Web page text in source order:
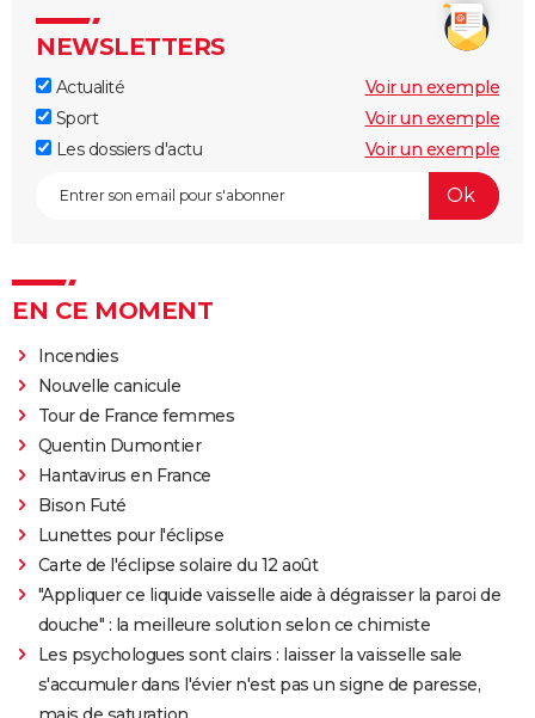
NEWSLETTERS
Actualité
Voir un exemple
Sport
Voir un exemple
Les dossiers d'actu
Voir un exemple
EN CE MOMENT
Incendies
Nouvelle canicule
Tour de France femmes
Quentin Dumontier
Hantavirus en France
Bison Futé
Lunettes pour l'éclipse
Carte de l'éclipse solaire du 12 août
"Appliquer ce liquide vaisselle aide à dégraisser la paroi de
douche" : la meilleure solution selon ce chimiste
Les psychologues sont clairs : laisser la vaisselle sale
s'accumuler dans l'évier n'est pas un signe de paresse,